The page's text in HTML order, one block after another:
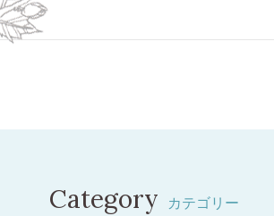
Category カテゴリー